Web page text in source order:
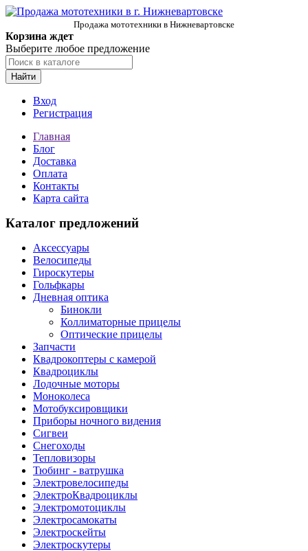
Продажа мототехники в Нижневартовске
Корзина ждет
Выберите любое предложение
Найти
Вход
Регистрация
Главная
Блог
Доставка
Оплата
Контакты
Карта сайта
Каталог предложений
Аксессуары
Велосипеды
Гироскутеры
Гольфкары
Дневная оптика
Бинокли
Коллиматорные прицелы
Оптические прицелы
Запчасти
Квадрокоптеры с камерой
Квадроциклы
Лодочные моторы
Моноколеса
Мотобуксировщики
Приборы ночного видения
Сигвеи
Снегоходы
Тепловизоры
Тюбинг - ватрушка
Электровелосипеды
ЭлектроКвадроциклы
Электромотоциклы
Электросамокаты
Электроскейты
Электроскутеры